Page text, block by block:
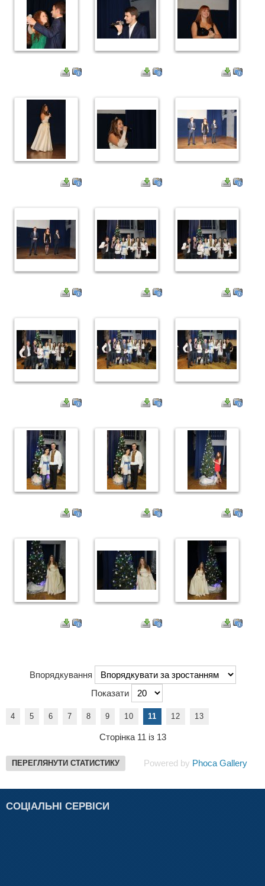
Впорядкування
Показати
4 5 6 7 8 9 10 11 12 13
Сторінка 11 із 13
ПЕРЕГЛЯНУТИ СТАТИСТИКУ Powered by Phoca Gallery
СОЦІАЛЬНІ СЕРВІСИ